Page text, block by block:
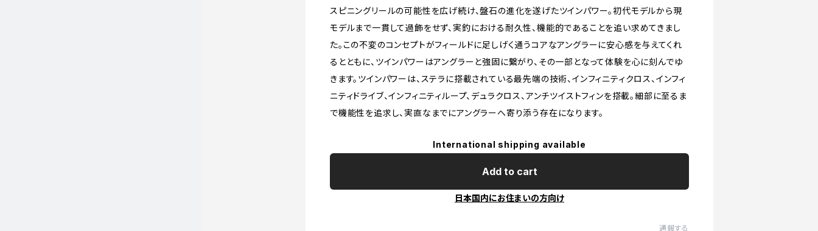
スピニングリールの可能性を広げ続け、盤石の進化を遂げたツインパワー。初代モデルから現
モデルまで一貫して過飾をせず、実釣における耐久性、機能的であることを追い求めてきまし
た。この不変のコンセプトがフィールドに足しげく通うコアなアングラーに安心感を与えてくれ
るとともに、ツインパワーはアングラーと強固に繋がり、その一部となって体験を心に刻んでゆ
きます。ツインパワーは、ステラに搭載されている最先端の技術、インフィニティクロス、インフィ
ニティドライブ、インフィニティループ、デュラクロス、アンチツイストフィンを搭載。細部に至るま
で機能性を追求し、実直なまでにアングラーへ寄り添う存在になります。
International shipping available
Add to cart
日本国内にお住まいの方向け
通報する